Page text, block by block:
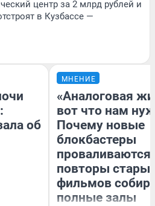
центр за 2 млрд рублей и
в Кузбассе —
об
МНЕНИЕ
«Аналоговая
вот что нам
Почему новые
блокбастеры
повторы
фильмов
полные залы